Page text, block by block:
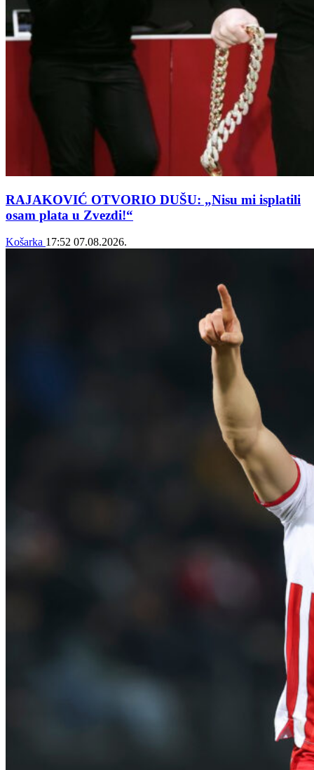
RAJAKOVIĆ OTVORIO DUŠU: „Nisu mi isplatili
osam plata u Zvezdi!“
Košarka 17:52 07.08.2026.